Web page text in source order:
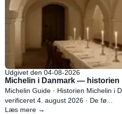
Udgivet den 04-08-2026
Michelin i Danmark — historien
Michelin Guide · Historien Michelin
verificeret 4. august 2026 · De fø...
Læs mere →